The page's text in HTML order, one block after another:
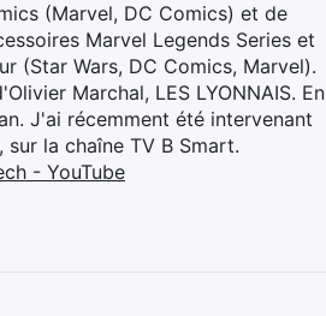
(Marvel, DC Comics) et de
Marvel Legends Series et
(Star Wars, DC Comics, Marvel).
Marchal, LES LYONNAIS. En
J'ai récemment été intervenant
la chaîne TV B Smart.
- YouTube